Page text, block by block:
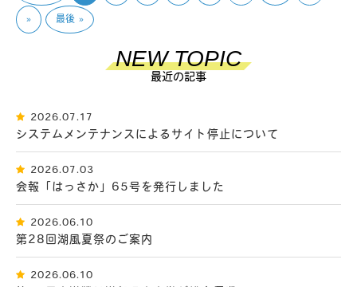
» 最後 »
NEW TOPIC
最近の記事
2026.07.17
システムメンテナンスによるサイト停止について
2026.07.03
会報「はっさか」65号を発行しました
2026.06.10
第28回湖風夏祭のご案内
2026.06.10